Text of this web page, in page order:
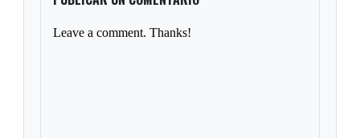
Leave a comment. Thanks!